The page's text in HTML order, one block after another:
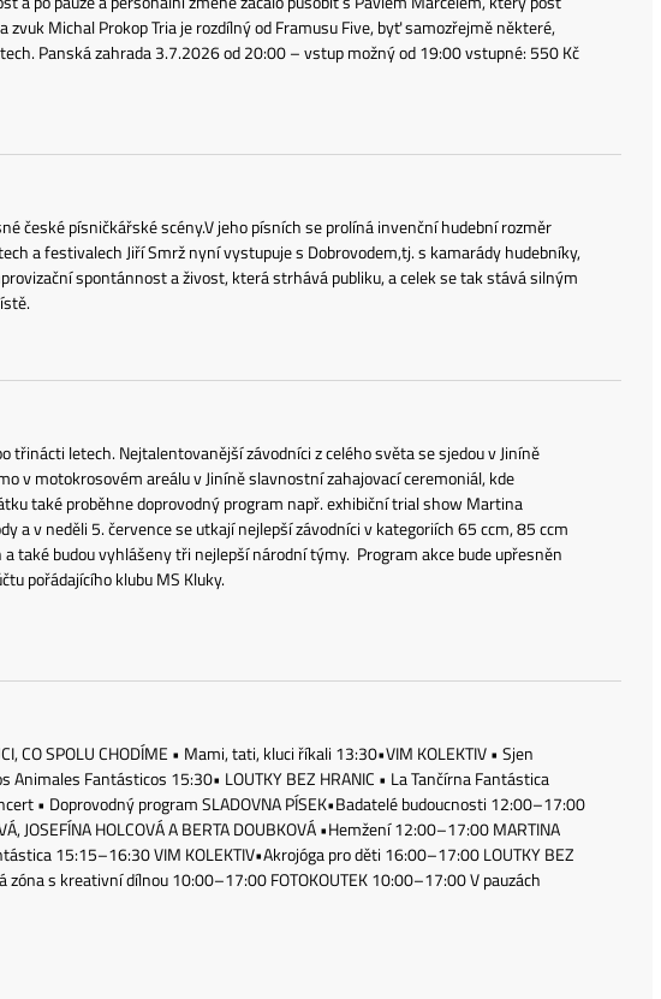
Michal Prokop Tria je rozdílný od Framusu Five, byť samozřejmě některé,
Panská zahrada 3.7.2026 od 20:00 – vstup možný od 19:00 vstupné: 550 Kč
české písničkářské scény.V jeho písních se prolíná invenční hudební rozměr
a festivalech Jiří Smrž nyní vystupuje s Dobrovodem,tj. s kamarády hudebníky,
spontánnost a živost, která strhává publiku, a celek se tak stává silným
letech. Nejtalentovanější závodníci z celého světa se sjedou v Jiníně
v motokrosovém areálu v Jiníně slavnostní zahajovací ceremoniál, kde
také proběhne doprovodný program např. exhibiční trial show Martina
a v neděli 5. července se utkají nejlepší závodníci v kategoriích 65 ccm, 85 ccm
také budou vyhlášeny tři nejlepší národní týmy. Program akce bude upřesněn
pořádajícího klubu MS Kluky.
SPOLU CHODÍME • Mami, tati, kluci říkali 13:30•VIM KOLEKTIV • Sjen
Animales Fantásticos 15:30• LOUTKY BEZ HRANIC • La Tančírna Fantástica
• Doprovodný program SLADOVNA PÍSEK•Badatelé budoucnosti 12:00–17:00
JOSEFÍNA HOLCOVÁ A BERTA DOUBKOVÁ •Hemžení 12:00–17:00 MARTINA
15:15–16:30 VIM KOLEKTIV•Akrojóga pro děti 16:00–17:00 LOUTKY BEZ
zóna s kreativní dílnou 10:00–17:00 FOTOKOUTEK 10:00–17:00 V pauzách